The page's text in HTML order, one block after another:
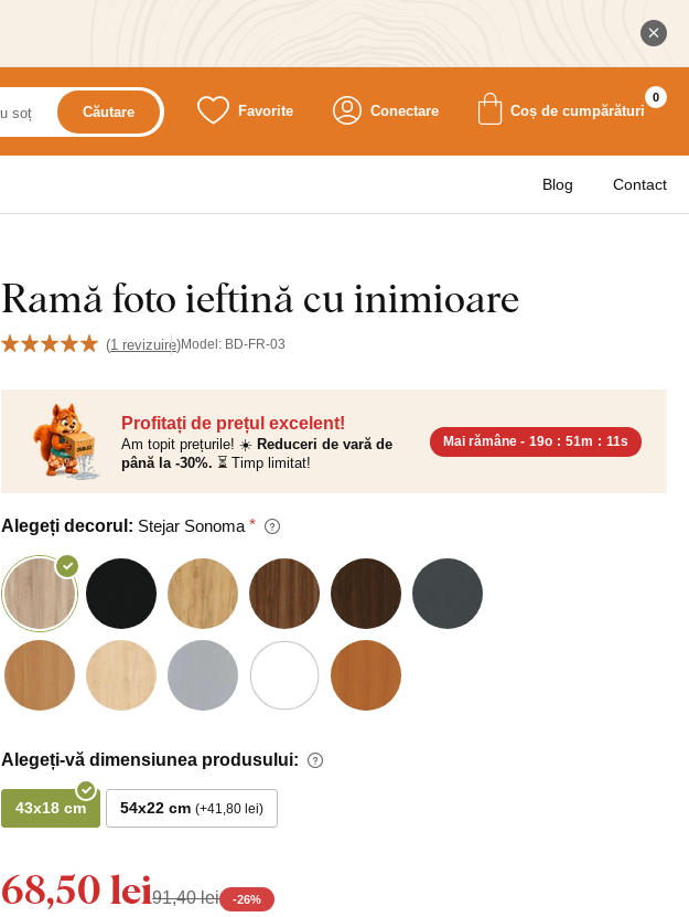
Căutare Favorite Conectare Coș de cumpărături
0
Blog Contact
Ramă foto ieftină cu inimioare
(1 revizuire)Model: BD-FR-03
Profitați de prețul excelent!
Am topit prețurile! ☀️ Reduceri de vară de
până la -30%. ⏳ Timp limitat!
Mai rămâne - 19o : 51m : 10s
Alegeți decorul: Stejar Sonoma
Alegeți-vă dimensiunea produsului:
43x18 cm 54x22 cm +41,80 lei
68,50 lei91,40 lei -26%